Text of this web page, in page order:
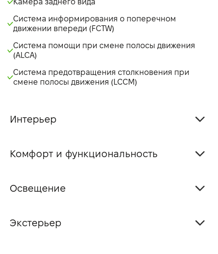
Камера заднего вида
Система информирования о поперечном
движении впереди (FCTW)
Система помощи при смене полосы движения
(ALCA)
Система предотвращения столкновения при
смене полосы движения (LCCM)
Интерьер
Комфорт и функциональность
Освещение
Экстерьер